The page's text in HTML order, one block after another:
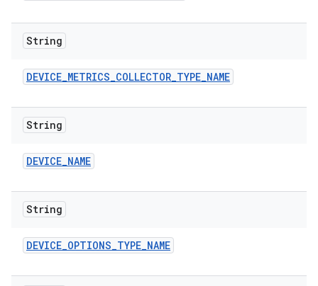
String
DEVICE_METRICS_COLLECTOR_TYPE_NAME
String
DEVICE_NAME
String
DEVICE_OPTIONS_TYPE_NAME